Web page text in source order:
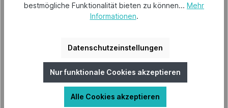
Details
bestmögliche Funktionalität bieten zu können... Mehr
Informationen.
Datenschutzeinstellungen
Nur funktionale Cookies akzeptieren
Alle Cookies akzeptieren